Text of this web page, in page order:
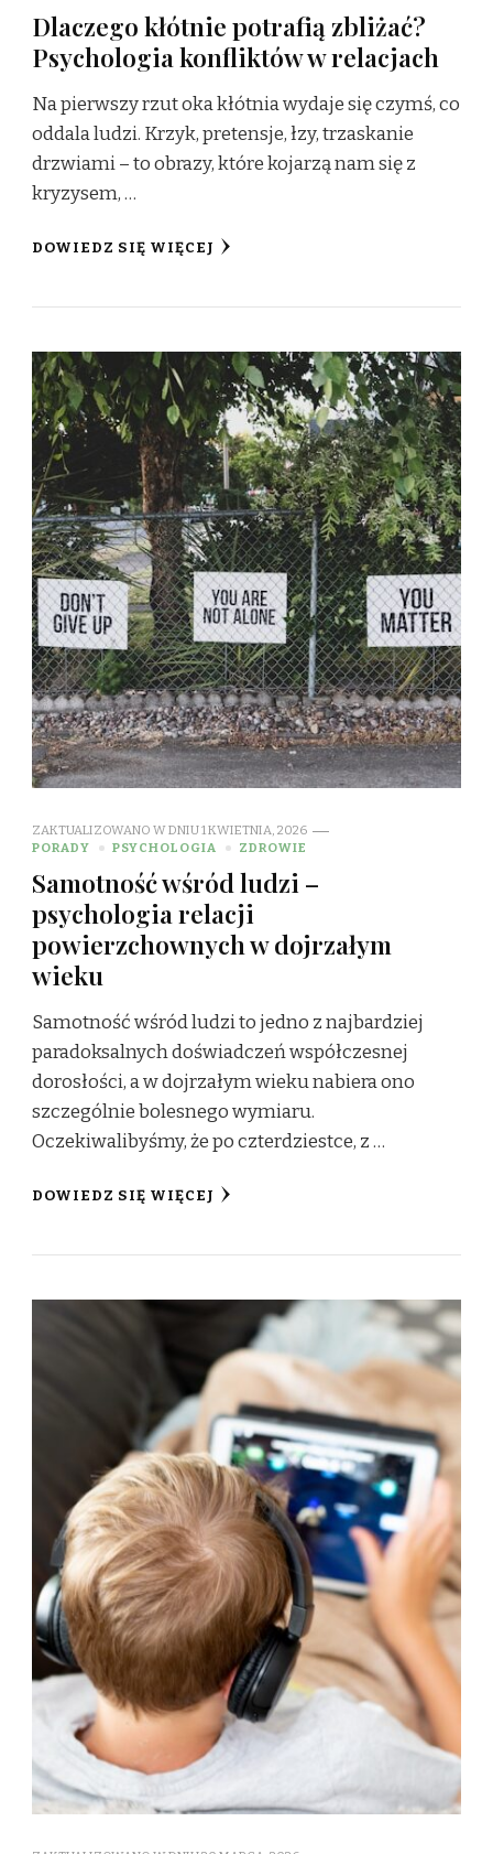
Dlaczego kłótnie potrafią zbliżać?
Psychologia konfliktów w relacjach
Na pierwszy rzut oka kłótnia wydaje się czymś, co
oddala ludzi. Krzyk, pretensje, łzy, trzaskanie
drzwiami – to obrazy, które kojarzą nam się z
kryzysem, …
DOWIEDZ SIĘ WIĘCEJ
ZAKTUALIZOWANO W DNIU1 KWIETNIA, 2026
PORADY
PSYCHOLOGIA ZDROWIE
Samotność wśród ludzi –
psychologia relacji
powierzchownych w dojrzałym
wieku
Samotność wśród ludzi to jedno z najbardziej
paradoksalnych doświadczeń współczesnej
dorosłości, a w dojrzałym wieku nabiera ono
szczególnie bolesnego wymiaru.
Oczekiwalibyśmy, że po czterdziestce, z …
DOWIEDZ SIĘ WIĘCEJ